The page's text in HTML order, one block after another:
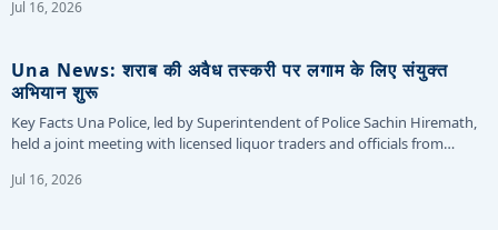
Jul 16, 2026
Una News: शराब की अवैध तस्करी पर लगाम के लिए संयुक्त
अभियान शुरू
Key Facts Una Police, led by Superintendent of Police Sachin Hiremath,
held a joint meeting with licensed liquor traders and officials from…
Jul 16, 2026